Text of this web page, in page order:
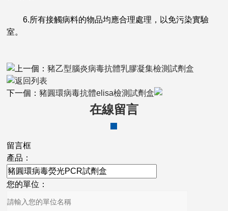
6.所有接觸病料的物品均應合理處理，以免污染實驗
室。
上一個：豬乙型腦炎病毒抗體乳膠凝集檢測試劑盒
返回列表
下一個：豬圓環病毒抗體elisa檢測試劑盒
在線留言
留言框
產品：
您的單位：